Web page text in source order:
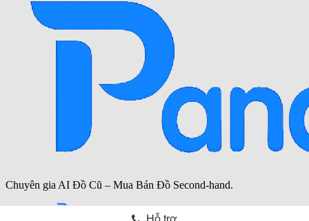
Hỗ trợ